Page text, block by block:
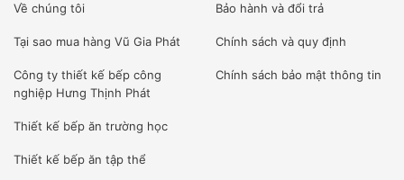
Về chúng tôi
Tại sao mua hàng Vũ Gia Phát
Công ty thiết kế bếp công
nghiệp Hưng Thịnh Phát
Thiết kế bếp ăn trường học
Thiết kế bếp ăn tập thể
Bảo hành và đổi trả
Chính sách và quy định
Chính sách bảo mật thông tin